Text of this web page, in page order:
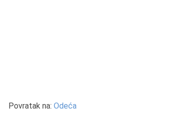
Povratak na: Odeća